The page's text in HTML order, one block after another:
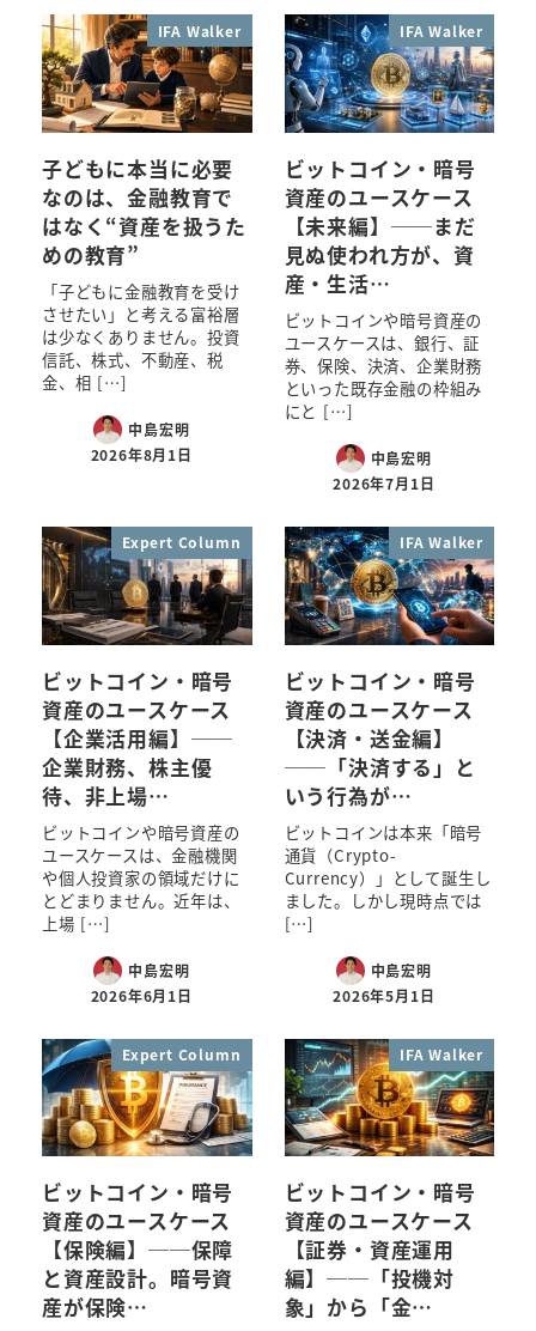
IFA Walker
子どもに本当に必要
なのは、金融教育で
はなく“資産を扱うた
めの教育”
「子どもに金融教育を受け
させたい」と考える富裕層
は少なくありません。投資
信託、株式、不動産、税
金、相 […]
中島宏明
2026年8月1日
IFA Walker
ビットコイン・暗号
資産のユースケース
【未来編】──まだ
見ぬ使われ方が、資
産・生活…
ビットコインや暗号資産の
ユースケースは、銀行、証
券、保険、決済、企業財務
といった既存金融の枠組み
にと […]
中島宏明
2026年7月1日
Expert Column
ビットコイン・暗号
資産のユースケース
【企業活用編】──
企業財務、株主優
待、非上場…
ビットコインや暗号資産の
ユースケースは、金融機関
や個人投資家の領域だけに
とどまりません。近年は、
上場 […]
中島宏明
2026年6月1日
IFA Walker
ビットコイン・暗号
資産のユースケース
【決済・送金編】
──「決済する」と
いう行為が…
ビットコインは本来「暗号
通貨（Crypto-
Currency）」として誕生し
ました。しかし現時点では
[…]
中島宏明
2026年5月1日
Expert Column
ビットコイン・暗号
資産のユースケース
【保険編】──保障
と資産設計。暗号資
産が保険…
IFA Walker
ビットコイン・暗号
資産のユースケース
【証券・資産運用
編】──「投機対
象」から「金…